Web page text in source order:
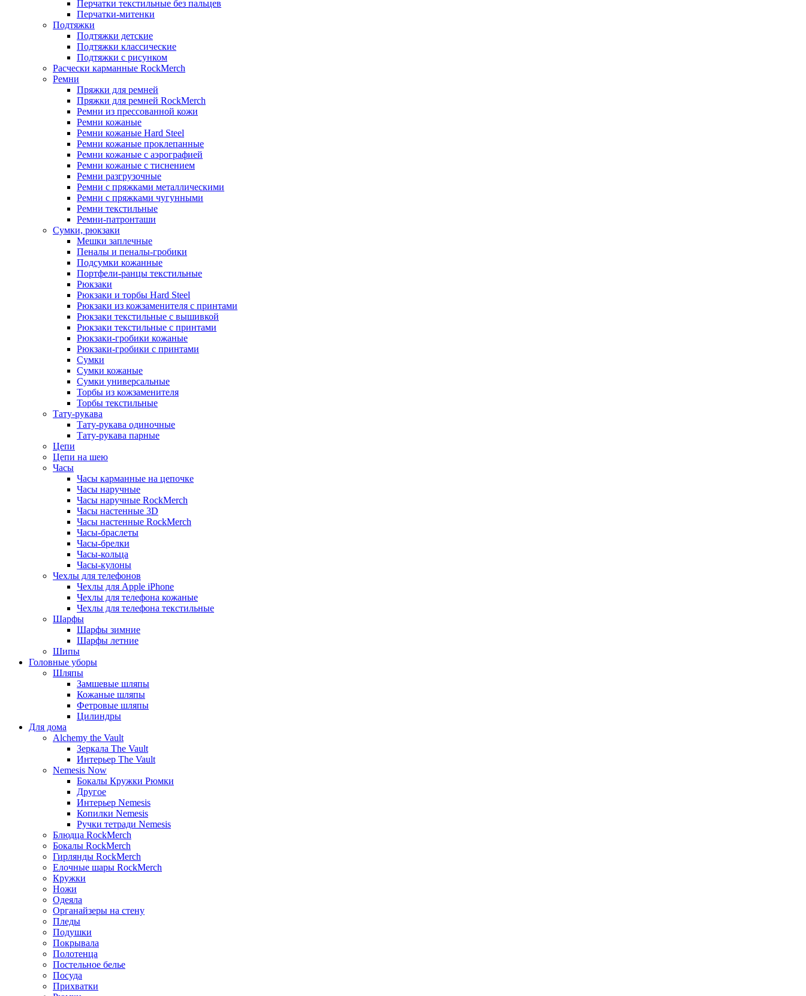
Перчатки текстильные без пальцев
Перчатки-митенки
Подтяжки
Подтяжки детские
Подтяжки классические
Подтяжки с рисунком
Расчески карманные RockMerch
Ремни
Пряжки для ремней
Пряжки для ремней RockMerch
Ремни из прессованной кожи
Ремни кожаные
Ремни кожаные Hard Steel
Ремни кожаные проклепанные
Ремни кожаные с аэрографией
Ремни кожаные с тиснением
Ремни разгрузочные
Ремни с пряжками металлическими
Ремни с пряжками чугунными
Ремни текстильные
Ремни-патронташи
Сумки, рюкзаки
Мешки заплечные
Пеналы и пеналы-гробики
Подсумки кожанные
Портфели-ранцы текстильные
Рюкзаки
Рюкзаки и торбы Hard Steel
Рюкзаки из кожзаменителя с принтами
Рюкзаки текстильные с вышивкой
Рюкзаки текстильные с принтами
Рюкзаки-гробики кожаные
Рюкзаки-гробики с принтами
Сумки
Сумки кожаные
Сумки универсальные
Торбы из кожзаменителя
Торбы текстильные
Тату-рукава
Тату-рукава одиночные
Тату-рукава парные
Цепи
Цепи на шею
Часы
Часы карманные на цепочке
Часы наручные
Часы наручные RockMerch
Часы настенные 3D
Часы настенные RockMerch
Часы-браслеты
Часы-брелки
Часы-кольца
Часы-кулоны
Чехлы для телефонов
Чехлы для Apple iPhone
Чехлы для телефона кожаные
Чехлы для телефона текстильные
Шарфы
Шарфы зимние
Шарфы летние
Шипы
Головные уборы
Шляпы
Замшевые шляпы
Кожаные шляпы
Фетровые шляпы
Цилиндры
Для дома
Alchemy the Vault
Зеркала The Vault
Интерьер The Vault
Nemesis Now
Бокалы Кружки Рюмки
Другое
Интерьер Nemesis
Копилки Nemesis
Ручки тетради Nemesis
Блюдца RockMerch
Бокалы RockMerch
Гирлянды RockMerch
Елочные шары RockMerch
Кружки
Ножи
Одеяла
Органайзеры на стену
Пледы
Подушки
Покрывала
Полотенца
Постельное белье
Посуда
Прихватки